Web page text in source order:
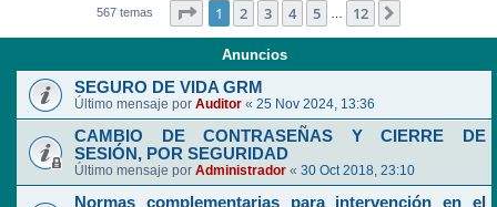
567 temas Página de 12
1 2 3 4 5 … 12
Anuncios
SEGURO DE VIDA GRM
Último mensaje por Auditor « 25 Nov 2024, 13:36
CAMBIO DE CONTRASEÑAS Y CIERRE DE
SESIÓN, POR SEGURIDAD
Último mensaje por Administrador « 30 Oct 2018, 23:10
Normas complementarias para intervención en el